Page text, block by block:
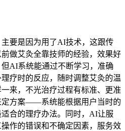
要是因为用了AI技术，这跟传
做艾灸全靠技师的经验，效果好
AI系统能通过不断学习，准确
疗时的反应，随时调整艾灸的温
来，不光治疗过程有标准、更准
定方案——系统能根据用户当时的
合的理疗办法。同时，AI让服
作的错误和不确定因素，服务效